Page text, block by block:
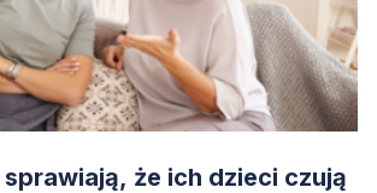
że ich dzieci czują